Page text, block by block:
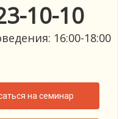
10-10
16:00-18:00
на семинар